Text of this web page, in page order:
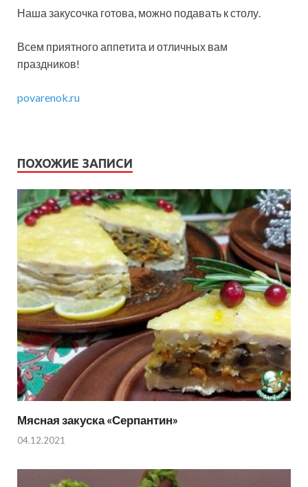
Наша закусочка готова, можно подавать к столу.
Всем приятного аппетита и отличных вам
праздников!
povarenok.ru
ПОХОЖИЕ ЗАПИСИ
Мясная закуска «Серпантин»
04.12.2021